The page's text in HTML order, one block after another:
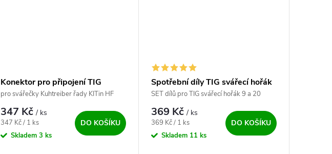
Konektor pro připojení TIG
hořáku (8-pin)
pro svářečky Kuhtreiber řady KITin HF
(nikoli HF RS)
347 Kč/ ks
Měrná cena:
347 Kč / 1 ks
Skladem 3 ks
DO KOŠÍKU
Spotřební díly TIG svářecí hořák
T09, T20W - SET
SET dílů pro TIG svářecí hořák 9 a 20
369 Kč/ ks
Měrná cena:
369 Kč / 1 ks
Skladem 11 ks
DO KOŠÍKU